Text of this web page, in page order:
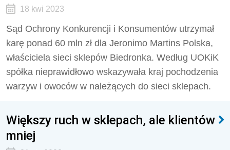
18 kwi 2023
Sąd Ochrony Konkurencji i Konsumentów utrzymał
karę ponad 60 mln zł dla Jeronimo Martins Polska,
właściciela sieci sklepów Biedronka. Według UOKiK
spółka nieprawidłowo wskazywała kraj pochodzenia
warzyw i owoców w należących do sieci sklepach.
Większy ruch w sklepach, ale klientów
mniej